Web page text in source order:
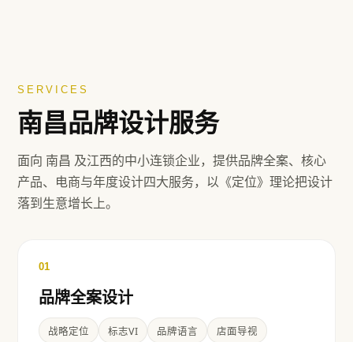
SERVICES
南昌品牌设计服务
面向 南昌 及江西的中小连锁企业，提供品牌全案、核心
产品、电商与年度设计四大服务，以《定位》理论把设计
落到生意增长上。
01
品牌全案设计
战略定位 标志VI 品牌语言 店面导视